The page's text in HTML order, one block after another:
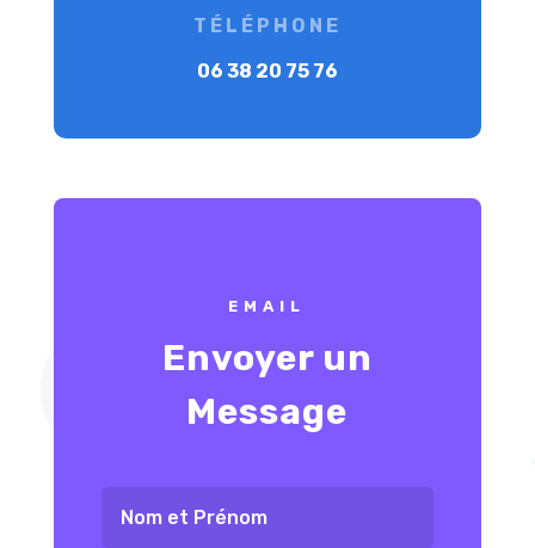
TÉLÉPHONE
06 38 20 75 76
EMAIL
Envoyer un
Message